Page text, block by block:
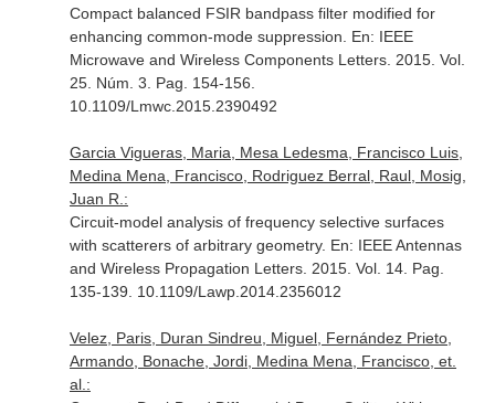
Compact balanced FSIR bandpass filter modified for
enhancing common-mode suppression. En: IEEE
Microwave and Wireless Components Letters. 2015. Vol.
25. Núm. 3. Pag. 154-156.
10.1109/Lmwc.2015.2390492
Garcia Vigueras, Maria, Mesa Ledesma, Francisco Luis,
Medina Mena, Francisco, Rodriguez Berral, Raul, Mosig,
Juan R.:
Circuit-model analysis of frequency selective surfaces
with scatterers of arbitrary geometry. En: IEEE Antennas
and Wireless Propagation Letters. 2015. Vol. 14. Pag.
135-139. 10.1109/Lawp.2014.2356012
Velez, Paris, Duran Sindreu, Miguel, Fernández Prieto,
Armando, Bonache, Jordi, Medina Mena, Francisco, et.
al.: